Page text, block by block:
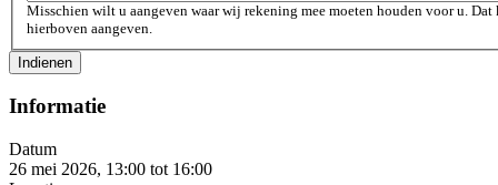
Misschien wilt u aangeven waar wij rekening mee moeten houden voor u. Dat
hierboven aangeven.
Informatie
Datum
26 mei 2026, 13:00 tot 16:00